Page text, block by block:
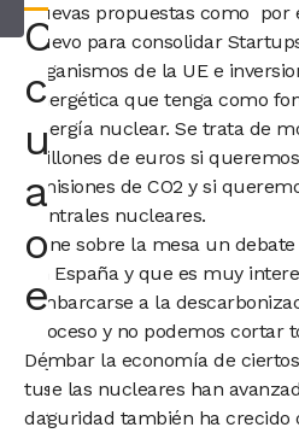
nuevas propuestas como por
nuevo para consolidar
organismos de la UE e
energética que tenga como
energía nuclear. Se trata de
millones de euros si
emisiones de CO2 y si
centrales nucleares.
Pone sobre la mesa un
en España y que es muy
embarcarse a la
proceso y no podemos cortar
tumbar la economía de
que las nucleares han
seguridad también ha crecido
Consultar
con
un
abogado
o
economista
Déjanos
tus
datos